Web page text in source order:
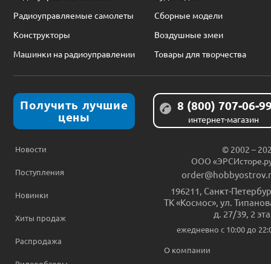
Радиоуправляемые самолеты
Сборные модели
Конструкторы
Воздушные змеи
Машинки на радиоуправлении
Товары для творчества
Получить лучшие
цены
8 (800) 707-06-
интернет-магазин
Новости
Поступления
Новинки
Хиты продаж
Распродажа
© 2002 –
ООО
196211, Санкт-
ТК «Космос», ул.
д. 27/39, 2
ежедневно c 10:00 до
О компании